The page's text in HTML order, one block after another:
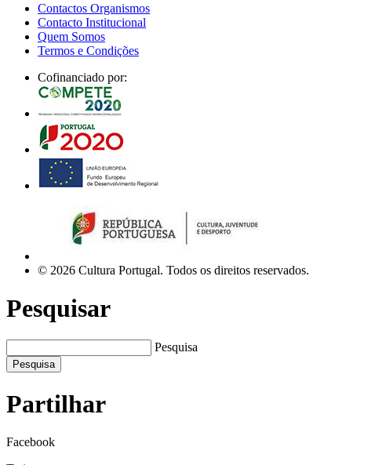
Contactos Organismos
Contacto Institucional
Quem Somos
Termos e Condições
Cofinanciado por:
© 2026 Cultura Portugal. Todos os direitos reservados.
Pesquisar
Pesquisa
Pesquisa
Partilhar
Facebook